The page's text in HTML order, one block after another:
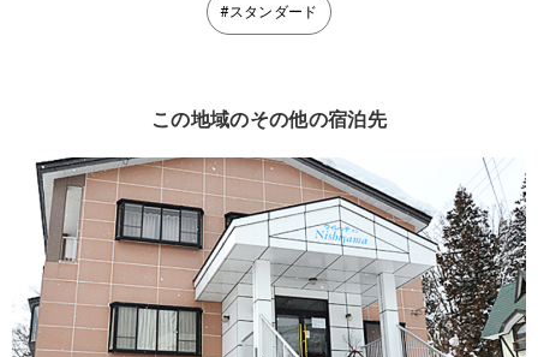
#スタンダード
この地域のその他の宿泊先